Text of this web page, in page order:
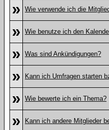
» Wie verwende ich die
» Wie benutze ich den
» Was sind Ankündigungen?
» Kann ich Umfragen starten
» Wie bewerte ich ein Thema?
» Kann ich andere Mitglieder